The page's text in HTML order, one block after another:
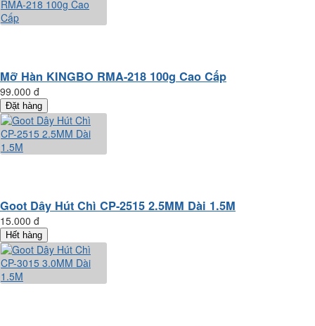
Mỡ Hàn KINGBO RMA-218 100g Cao Cấp
99.000 đ
Đặt hàng
Goot Dây Hút Chì CP-2515 2.5MM Dài 1.5M
15.000 đ
Hết hàng